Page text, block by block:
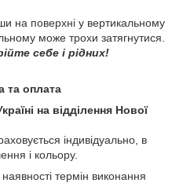
на поверхні у вертикальному
може трохи затягнутися.
себе і рідних!
та оплата
на відділення Нової
індивідуально, в
і кольору.
термін виконання